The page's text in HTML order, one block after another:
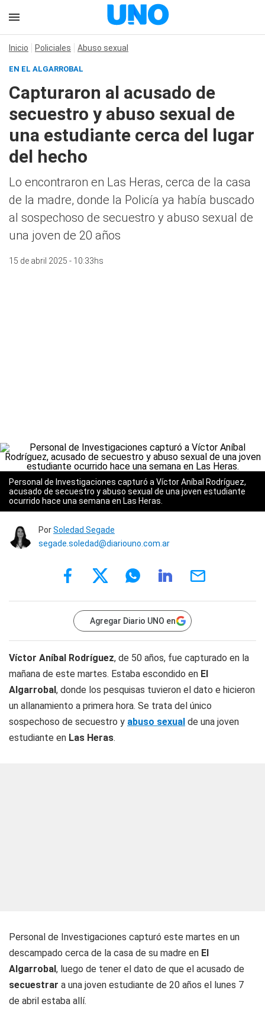
Inicio Policiales Abuso sexual
EN EL ALGARROBAL
Capturaron al acusado de
secuestro y abuso sexual de
una estudiante cerca del lugar
del hecho
Lo encontraron en Las Heras, cerca de la casa
de la madre, donde la Policía ya había buscado
al sospechoso de secuestro y abuso sexual de
una joven de 20 años
15 de abril 2025 - 10:33hs
Personal de Investigaciones capturó a Víctor Aníbal Rodríguez,
acusado de secuestro y abuso sexual de una joven estudiante
ocurrido hace una semana en Las Heras.
PorSoledad Segade
segade.soledad@diariouno.com.ar
Agregar Diario UNO en
Víctor Aníbal Rodríguez, de 50 años, fue capturado en la
mañana de este martes. Estaba escondido en El
Algarrobal, donde los pesquisas tuvieron el dato e hicieron
un allanamiento a primera hora. Se trata del único
sospechoso de secuestro y abuso sexual de una joven
estudiante en Las Heras.
Personal de Investigaciones capturó este martes en un
descampado cerca de la casa de su madre en El
Algarrobal, luego de tener el dato de que el acusado de
secuestrar a una joven estudiante de 20 años el lunes 7
de abril estaba allí.